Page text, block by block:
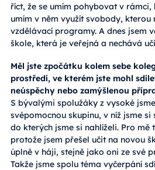
říct, že se umím pohybovat v
umím v něm využít svobody,
vzdělávací programy. A dnes jsem
škole, která je veřejná a nechává
Měl jste zpočátku kolem sebe
prostředí, ve kterém jste mohl
neúspěchy nebo zamýšlenou
S bývalými spolužáky z vysoké
svépomocnou skupinu, v níž jsme si
do kterých jsme si nahlíželi. Pro mě
protože jsem přešel učit na novou
úplně v háji, stejně jako oni ze své
Takže jsme spolu téma vyčerpání